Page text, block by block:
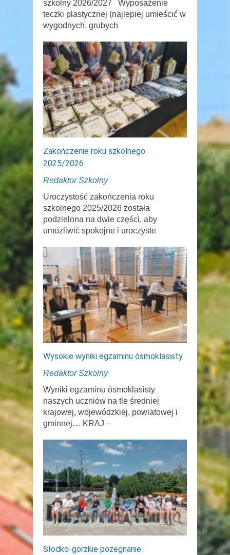
szkolny 2026/2027 Wyposażenie
teczki plastycznej (najlepiej umieścić w
wygodnych, grubych
Zakończenie roku szkolnego
2025/2026
Redaktor Szkolny
Uroczystość zakończenia roku
szkolnego 2025/2026 została
podzielona na dwie części, aby
umożliwić spokojne i uroczyste
Wysokie wyniki egzaminu ósmoklasisty
Redaktor Szkolny
Wyniki egzaminu ósmoklasisty
naszych uczniów na tle średniej
krajowej, wojewódzkiej, powiatowej i
gminnej… KRAJ –
Słodko-gorzkie pożegnanie